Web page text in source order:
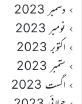
دسمبر 2023
نومبر 2023
اکتوبر 2023
ستمبر 2023
اگست 2023